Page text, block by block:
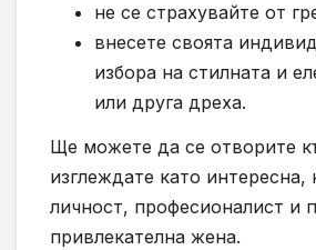
не се страхувайте от
внесете своята
избора на стилната и
или друга дреха.
Ще можете да се отворите
изглеждате като интересна,
личност, професионалист и
привлекателна жена.